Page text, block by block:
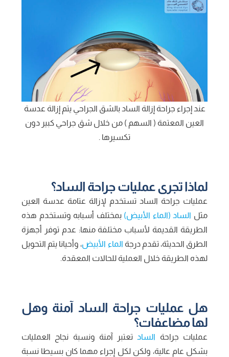
عند إجراء جراحة إزالة الساد بالشق الجراحي يتم إزالة عدسة
العين المعتمة ( السهم ) من خلال شق جراحي كبير دون
تكسيرها .
لماذا تجرى عمليات جراحة الساد؟
عمليات جراحة الساد تستخدم لإزالة عتامة عدسة العين
مثل الساد (الماء الأبيض) بمختلف أسبابه وتستخدم هذه
الطريقة القديمة لأسباب مختلفة منها: عدم توفر أجهزة
الطرق الحديثة، تقدم درجة الماء الأبيض، وأحيانا يتم التحويل
لهذه الطريقة خلال العملية للحالات المعقدة.
هل عمليات جراحة الساد آمنة وهل
لها مضاعفات؟
عمليات جراحة الساد تعتبر آمنة ونسبة نجاح العمليات
بشكل عام عالية، ولكن لكل إجراء مهما كان بسيطا نسبة